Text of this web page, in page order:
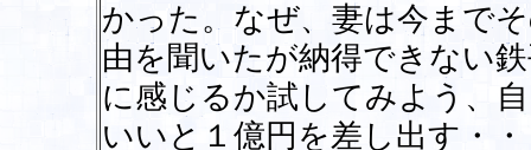
かった。なぜ、妻は今まで
由を聞いたが納得できない
に感じるか試してみよう、
いいと１億円を差し出す・